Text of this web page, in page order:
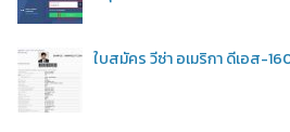
ใบสมัคร วีซ่า อเมริกา ดีเอส-